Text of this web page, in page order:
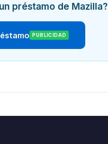
préstamo de Mazilla?
PUBLICIDAD